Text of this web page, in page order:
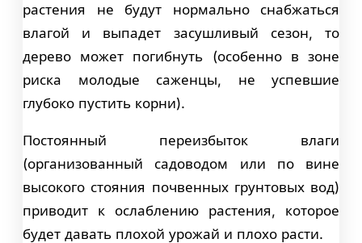
растения не будут нормально снабжаться
влагой и выпадет засушливый сезон, то
дерево может погибнуть (особенно в зоне
риска молодые саженцы, не успевшие
глубоко пустить корни).
Постоянный переизбыток влаги
(организованный садоводом или по вине
высокого стояния почвенных грунтовых вод)
приводит к ослаблению растения, которое
будет давать плохой урожай и плохо расти.